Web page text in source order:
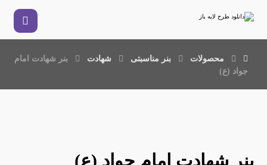
محصولات بنر مناسبتی شهادت
بنر شهادت امام
جواد (ع)
بنر شهادت امام جواد (ع)